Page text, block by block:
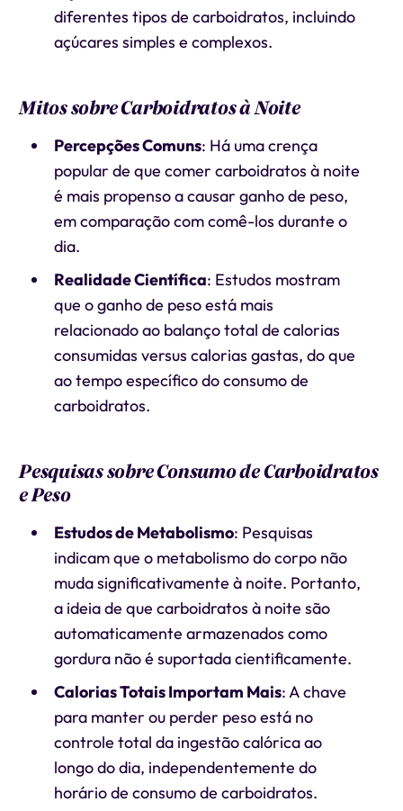
diferentes tipos de carboidratos, incluindo
açúcares simples e complexos.
Mitos sobre Carboidratos à Noite
Percepções Comuns: Há uma crença
popular de que comer carboidratos à noite
é mais propenso a causar ganho de peso,
em comparação com comê-los durante o
dia.
Realidade Científica: Estudos mostram
que o ganho de peso está mais
relacionado ao balanço total de calorias
consumidas versus calorias gastas, do que
ao tempo específico do consumo de
carboidratos.
Pesquisas sobre Consumo de Carboidratos
e Peso
Estudos de Metabolismo: Pesquisas
indicam que o metabolismo do corpo não
muda significativamente à noite. Portanto,
a ideia de que carboidratos à noite são
automaticamente armazenados como
gordura não é suportada cientificamente.
Calorias Totais Importam Mais: A chave
para manter ou perder peso está no
controle total da ingestão calórica ao
longo do dia, independentemente do
horário de consumo de carboidratos.